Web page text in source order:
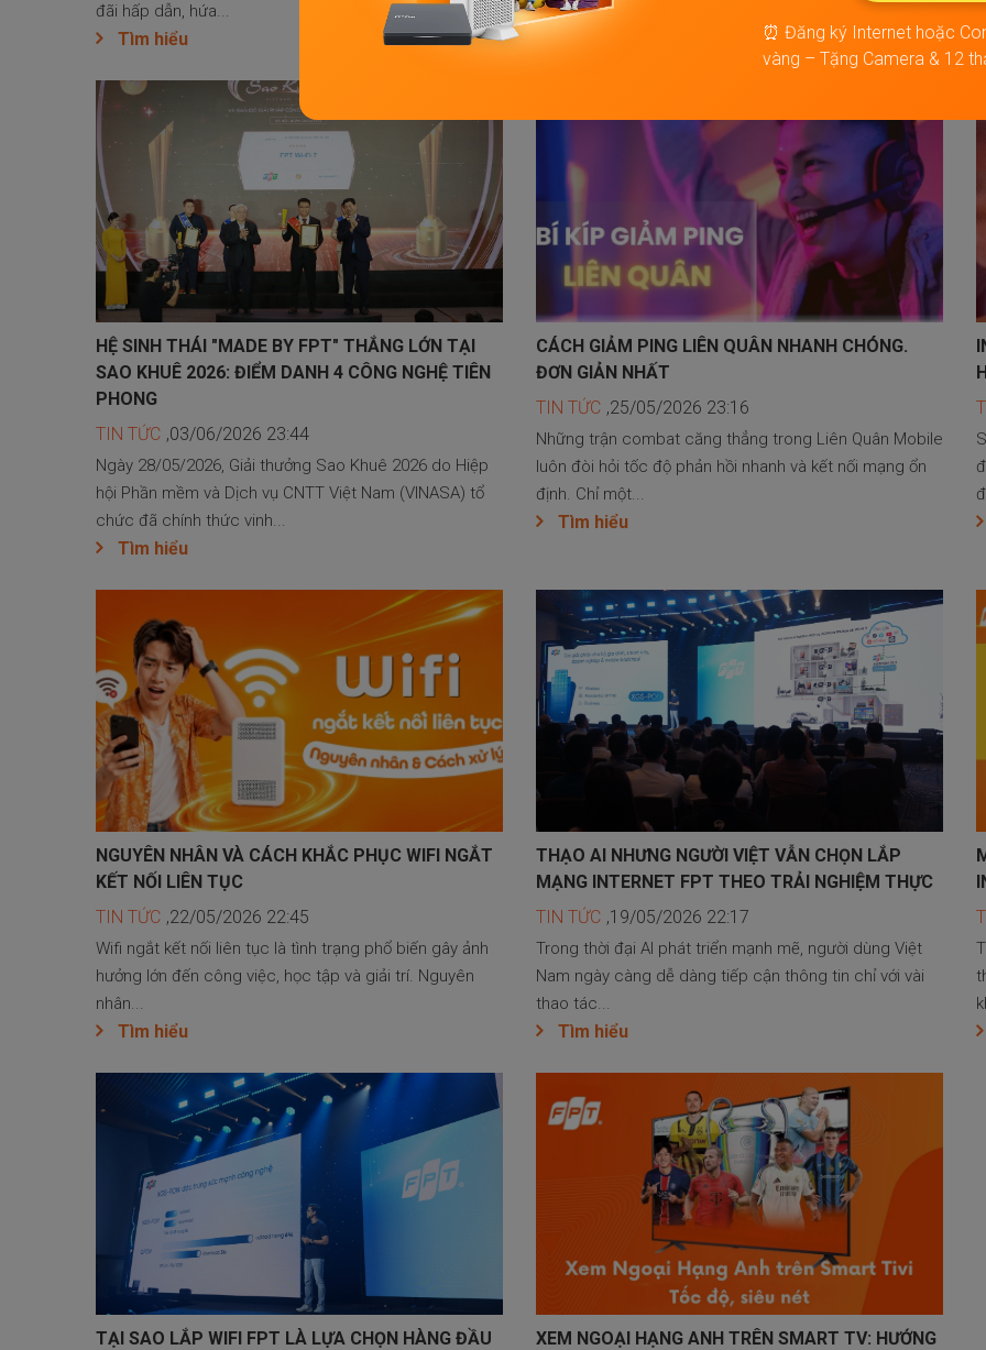
đãi hấp dẫn, hứa...
Tìm hiểu
từ cộng...
Tìm hiểu
HỆ SINH THÁI "MADE BY FPT" THẮNG LỚN TẠI
SAO KHUÊ 2026: ĐIỂM DANH 4 CÔNG NGHỆ TIÊN
PHONG
TIN TỨC ,03/06/2026 23:44
Ngày 28/05/2026, Giải thưởng Sao Khuê 2026 do Hiệp
hội Phần mềm và Dịch vụ CNTT Việt Nam (VINASA) tổ
chức đã chính thức vinh...
Tìm hiểu
CÁCH GIẢM PING LIÊN QUÂN NHANH CHÓNG.
ĐƠN GIẢN NHẤT
TIN TỨC ,25/05/2026 23:16
Những trận combat căng thẳng trong Liên Quân Mobile
luôn đòi hỏi tốc độ phản hồi nhanh và kết nối mạng ổn
định. Chỉ một...
Tìm hiểu
NGUYÊN NHÂN VÀ CÁCH KHẮC PHỤC WIFI NGẮT
KẾT NỐI LIÊN TỤC
TIN TỨC ,22/05/2026 22:45
Wifi ngắt kết nối liên tục là tình trạng phổ biến gây ảnh
hưởng lớn đến công việc, học tập và giải trí. Nguyên
nhân...
Tìm hiểu
THẠO AI NHƯNG NGƯỜI VIỆT VẪN CHỌN LẮP
MẠNG INTERNET FPT THEO TRẢI NGHIỆM THỰC
TIN TỨC ,19/05/2026 22:17
Trong thời đại AI phát triển mạnh mẽ, người dùng Việt
Nam ngày càng dễ dàng tiếp cận thông tin chỉ với vài
thao tác...
Tìm hiểu
TẠI SAO LẮP WIFI FPT LÀ LỰA CHỌN HÀNG ĐẦU XEM NGOẠI HẠNG ANH TRÊN SMART TV: HƯỚNG
⏰ Đăng ký Internet hoặc
vàng – Tặng Camera & 12